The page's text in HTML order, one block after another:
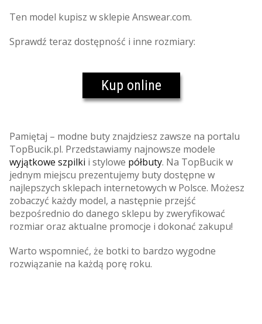
Ten model kupisz w sklepie Answear.com.
Sprawdź teraz dostępność i inne rozmiary:
Kup online
Pamiętaj – modne buty znajdziesz zawsze na portalu
TopBucik.pl. Przedstawiamy najnowsze modele
wyjątkowe szpilki i stylowe półbuty. Na TopBucik w
jednym miejscu prezentujemy buty dostępne w
najlepszych sklepach internetowych w Polsce. Możesz
zobaczyć każdy model, a następnie przejść
bezpośrednio do danego sklepu by zweryfikować
rozmiar oraz aktualne promocje i dokonać zakupu!
Warto wspomnieć, że botki to bardzo wygodne
rozwiązanie na każdą porę roku.